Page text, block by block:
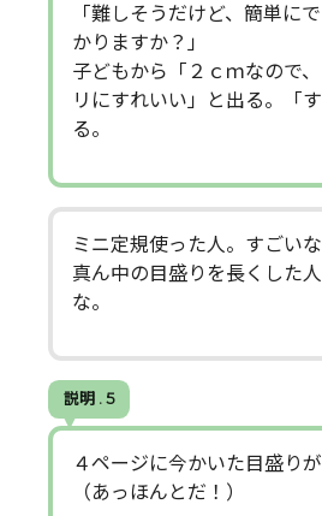
「難しそうだけど、簡単に
かりますか？」
子どもから「２ｃｍなので
リにすれいい」と出る。「
る。
ミニ定規使った人。すごいな
真ん中の目盛りを長くした
な。
説明 . 5
４ページに今かいた目盛りが
（あっほんとだ！）